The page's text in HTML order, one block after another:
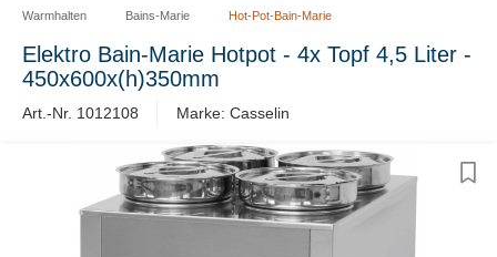
Warmhalten Bains-Marie Hot-Pot-Bain-Marie
Elektro Bain-Marie Hotpot - 4x Topf 4,5 Liter -
450x600x(h)350mm
Art.-Nr. 1012108 Marke: Casselin